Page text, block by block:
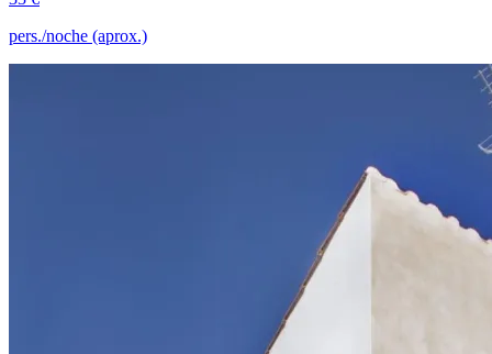
pers./noche (aprox.)